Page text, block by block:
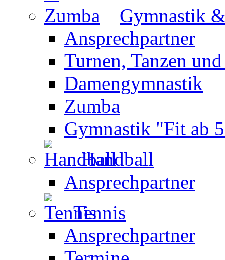
Gymnastik
Ansprechpartner
Turnen, Tanzen
Damengymnastik
Zumba
Gymnastik "Fit ab
Handball
Ansprechpartner
Tennis
Ansprechpartner